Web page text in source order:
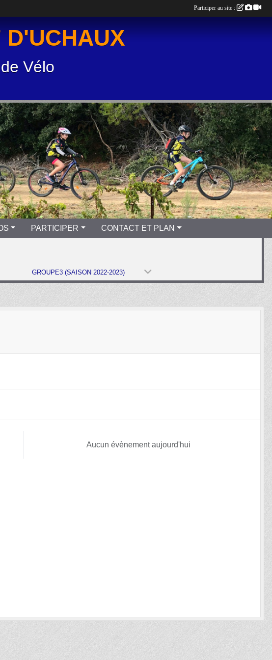
Vélo
PARTICIPER CONTACT ET PLAN
GROUPE3 (SAISON 2022-2023)
Aucun évènement aujourd'hui
Participer au site :